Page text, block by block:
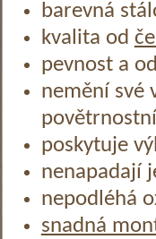
barevná
kvalita od
pevnost a
nemění své
poskytuje
nenapadají
nepodléhá
snadná